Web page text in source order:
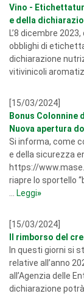
Vino -
e della
L’8 dicembre
obblighi di
dichiarazione
vitivinicoli
[15/03/2024]
Bonus Colonnine
Nuova apertura
Si informa, come
e della sicurezza
https://
riapre lo sportello
Leggi»
[15/03/2024]
Il rimborso del
In questi giorni si
relative all’anno
all’Agenzia delle
dichiarazione